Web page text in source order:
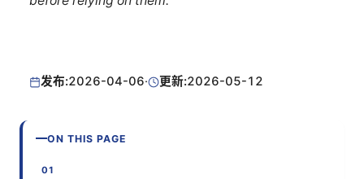
发布:2026-04-06· 更新:2026-05-12
ON THIS PAGE